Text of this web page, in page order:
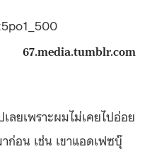
67.media.tumblr.com
ลยเพราะผมไม่เคยไปอ่อย
อน เช่น เขาแอดเฟซบุ๊